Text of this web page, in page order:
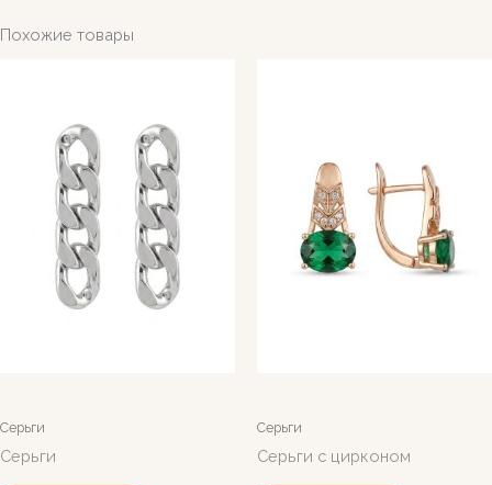
Похожие товары
Серьги
Серьги
Серьги
Серьги с цирконом